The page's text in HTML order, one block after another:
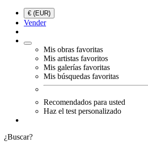
€ (EUR)
Vender
Mis obras favoritas
Mis artistas favoritos
Mis galerías favoritas
Mis búsquedas favoritas
Recomendados para usted
Haz el test personalizado
¿Buscar?